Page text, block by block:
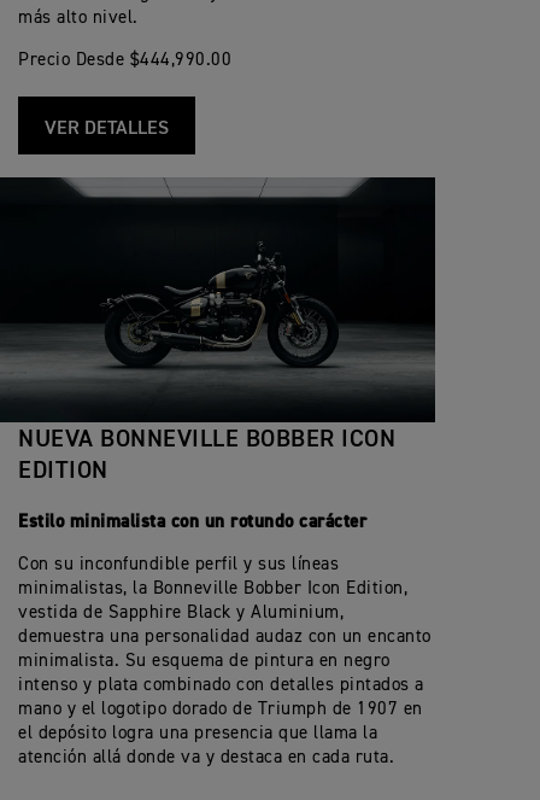
más alto nivel.
Precio Desde $444,990.00
VER DETALLES
NUEVA BONNEVILLE BOBBER ICON
EDITION
Estilo minimalista con un rotundo carácter
Con su inconfundible perfil y sus líneas
minimalistas, la Bonneville Bobber Icon Edition,
vestida de Sapphire Black y Aluminium,
demuestra una personalidad audaz con un encanto
minimalista. Su esquema de pintura en negro
intenso y plata combinado con detalles pintados a
mano y el logotipo dorado de Triumph de 1907 en
el depósito logra una presencia que llama la
atención allá donde va y destaca en cada ruta.